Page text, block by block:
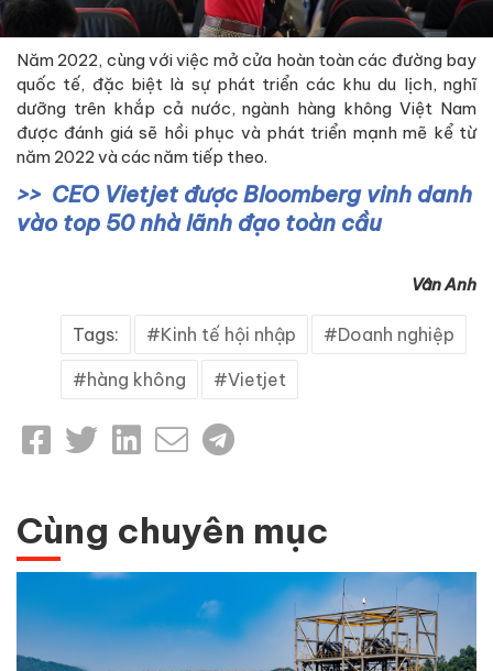
Năm 2022, cùng với việc mở cửa hoàn toàn các đường bay
quốc tế, đặc biệt là sự phát triển các khu du lịch, nghĩ
dưỡng trên khắp cả nước, ngành hàng không Việt Nam
được đánh giá sẽ hồi phục và phát triển mạnh mẽ kể từ
năm 2022 và các năm tiếp theo.
CEO Vietjet được Bloomberg vinh danh
vào top 50 nhà lãnh đạo toàn cầu
Vân Anh
Tags: Kinh tế hội nhập Doanh nghiệp
hàng không Vietjet
Cùng chuyên mục